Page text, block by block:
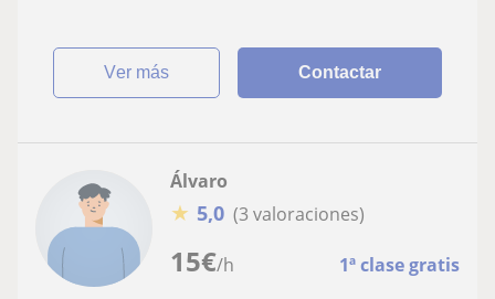
ver más Contactar
15€/h 1ª clase gratis
Álvaro
★ 5,0 (3 valoraciones)